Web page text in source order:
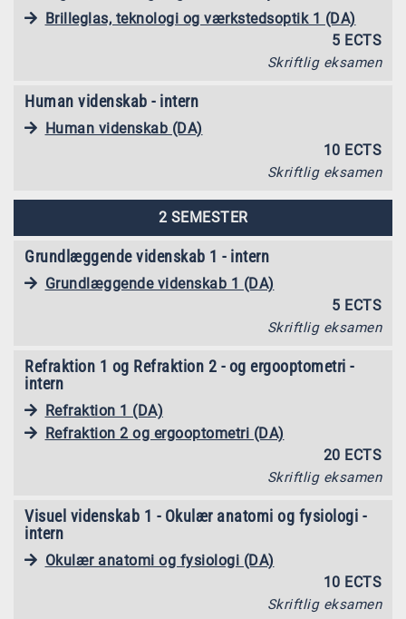
Brilleglas, teknologi og værkstedsoptik 1 (DA)
5 ECTS
Skriftlig eksamen
Human videnskab - intern
Human videnskab (DA)
10 ECTS
Skriftlig eksamen
2 SEMESTER
Grundlæggende videnskab 1 - intern
Grundlæggende videnskab 1 (DA)
5 ECTS
Skriftlig eksamen
Refraktion 1 og Refraktion 2 - og ergooptometri -
intern
Refraktion 1 (DA)
Refraktion 2 og ergooptometri (DA)
20 ECTS
Skriftlig eksamen
Visuel videnskab 1 - Okulær anatomi og fysiologi -
intern
Okulær anatomi og fysiologi (DA)
10 ECTS
Skriftlig eksamen